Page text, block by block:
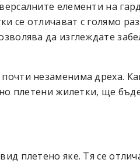
елементи на
се отличават с голямо
да изглеждате
незаменима дреха.
плетени жилетки, ще
плетено яке. Тя се